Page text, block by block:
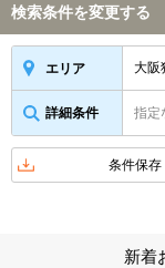
検索条件を変更する
エリア 大阪
詳細条件 指定
条件保存
新着